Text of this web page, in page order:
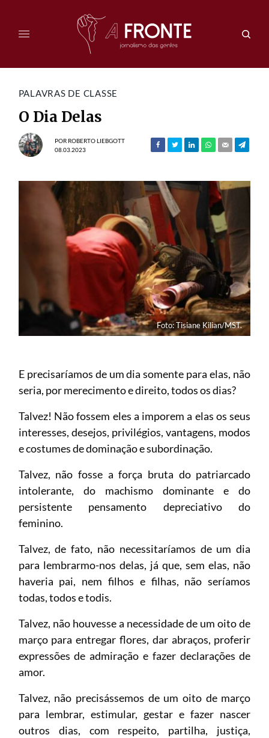
PALAVRAS DE CLASSE
O Dia Delas
POR ROBERTO LIEBGOTT
08.03.2023
Foto: Tisiane Kilian/MST.
E precisaríamos de um dia somente para elas, não
seria, por merecimento e direito, todos os dias?
Talvez! Não fossem eles a imporem a elas os seus
interesses, desejos, privilégios, vantagens, modos
e costumes de dominação e subordinação.
Talvez, não fosse a força bruta do patriarcado
intolerante, do machismo dominante e do
persistente pensamento depreciativo do
feminino.
Talvez, de fato, não necessitaríamos de um dia
para lembrarmo-nos delas, já que, sem elas, não
haveria pai, nem filhos e filhas, não seríamos
todas, todos e todis.
Talvez, não houvesse a necessidade de um oito de
março para entregar flores, dar abraços, proferir
expressões de admiração e fazer declarações de
amor.
Talvez, não precisássemos de um oito de março
para lembrar, estimular, gestar e fazer nascer
outros dias, com respeito, partilha, justiça,